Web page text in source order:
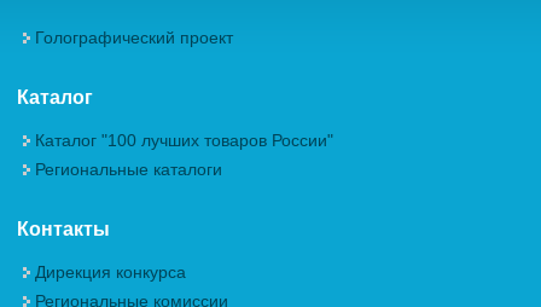
Голографический проект
Каталог
Каталог "100 лучших товаров России"
Региональные каталоги
Контакты
Дирекция конкурса
Региональные комиссии